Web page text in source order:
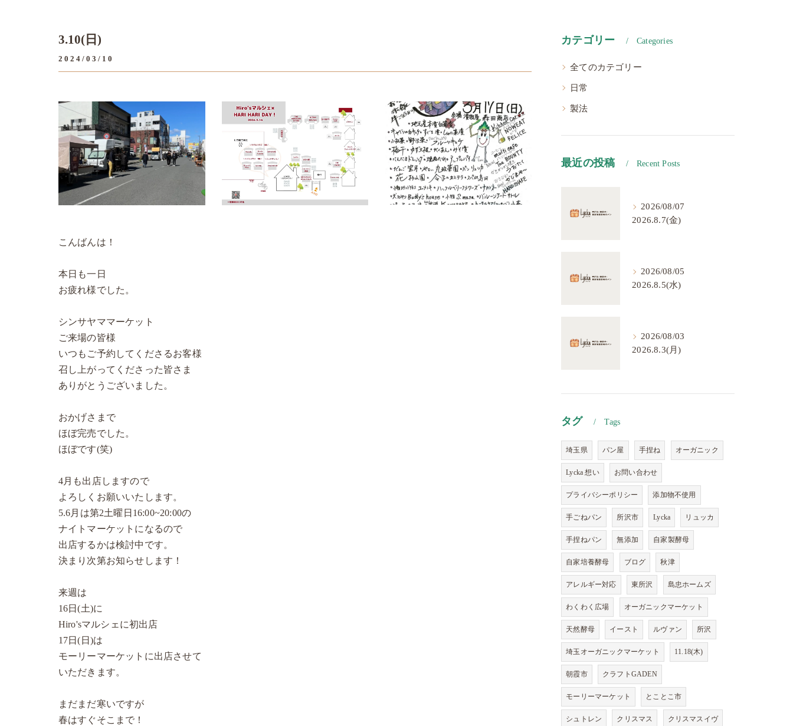
3.10(日)
2024/03/10
こんばんは！
本日も一日
お疲れ様でした。
シンサヤママーケット
ご来場の皆様
いつもご予約してくださるお客様
召し上がってくださった皆さま
ありがとうございました。
おかげさまで
ほぼ完売でした。
ほぼです(笑)
4月も出店しますので
よろしくお願いいたします。
5.6月は第2土曜日16:00~20:00の
ナイトマーケットになるので
出店するかは検討中です。
決まり次第お知らせします！
来週は
16日(土)に
Hiro'sマルシェに初出店
17日(日)は
モーリーマーケットに出店させて
いただきます。
まだまだ寒いですが
春はすぐそこまで！
カテゴリー Categories
全てのカテゴリー
日常
製法
最近の投稿 Recent Posts
2026/08/07
2026.8.7(金)
2026/08/05
2026.8.5(水)
2026/08/03
2026.8.3(月)
タグ Tags
埼玉県 パン屋 手捏ね オーガニック
Lycka 想い お問い合わせ
プライバシーポリシー 添加物不使用
手ごねパン 所沢市 Lycka リュッカ
手捏ねパン 無添加 自家製酵母
自家培養酵母 ブログ 秋津
アレルギー対応 東所沢 島忠ホームズ
わくわく広場 オーガニックマーケット
天然酵母 イースト ルヴァン 所沢
埼玉オーガニックマーケット 11.18(木)
朝霞市 クラフトGADEN
モーリーマーケット とことこ市
シュトレン クリスマス クリスマスイヴ